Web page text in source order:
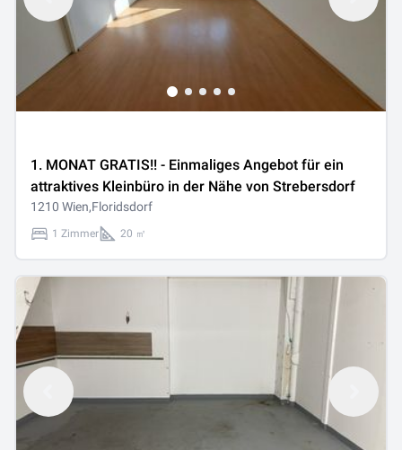
1. MONAT GRATIS!! - Einmaliges Angebot für ein
attraktives Kleinbüro in der Nähe von Strebersdorf
1210 Wien,Floridsdorf
1 Zimmer 20 ㎡